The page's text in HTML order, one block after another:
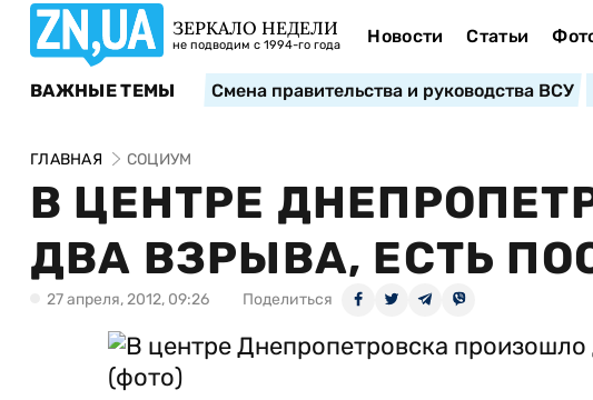
ЗЕРКАЛО НЕДЕЛИ
не подводим с 1994-го года Новости Статьи
ВАЖНЫЕ ТЕМЫ Смена правительства и руководства ВСУ
ГЛАВНАЯ СОЦИУМ
В ЦЕНТРЕ
ДВА ВЗРЫВА, ЕСТЬ
27 апреля, 2012, 09:26 Поделиться